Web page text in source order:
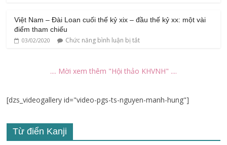
Việt Nam – Đài Loan cuối thế kỷ xix – đầu thế kỷ xx: một vài
điểm tham chiếu
03/02/2020 Chức năng bình luận bị tắt
.... Mời xem thêm "Hội thảo KHVNH" ....
[dzs_videogallery id="video-pgs-ts-nguyen-manh-hung"]
Từ điển Kanji